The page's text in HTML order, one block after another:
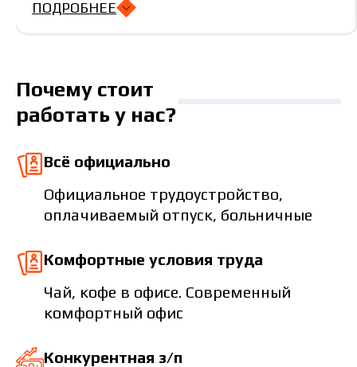
ПОДРОБНЕЕ
Почему стоит
работать у нас?
Всё официально
Официальное трудоустройство,
оплачиваемый отпуск, больничные
Комфортные условия труда
Чай, кофе в офисе. Современный
комфортный офис
Конкурентная з/п